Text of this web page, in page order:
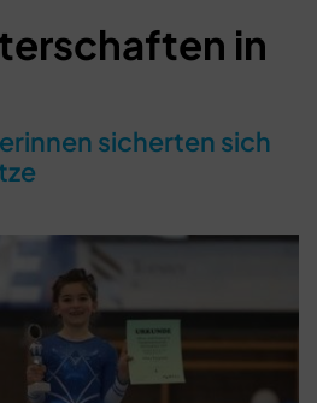
Schließen
in
sicherten sich